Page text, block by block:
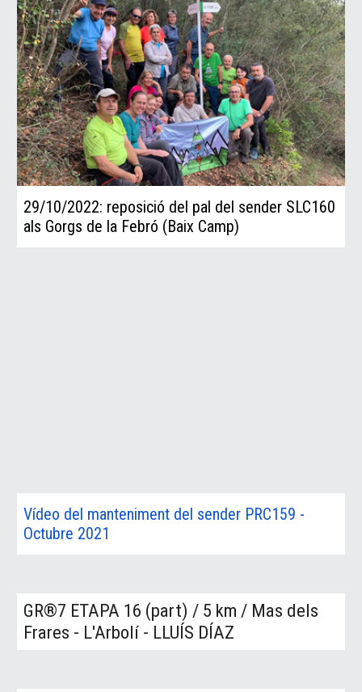
29/10/2022: reposició del pal del sender SLC160
als Gorgs de la Febró (Baix Camp)
Vídeo del manteniment del sender PRC159 -
Octubre 2021
GR®7 ETAPA 16 (part) / 5 km / Mas dels
Frares - L'Arbolí- LLUÍS DÍAZ